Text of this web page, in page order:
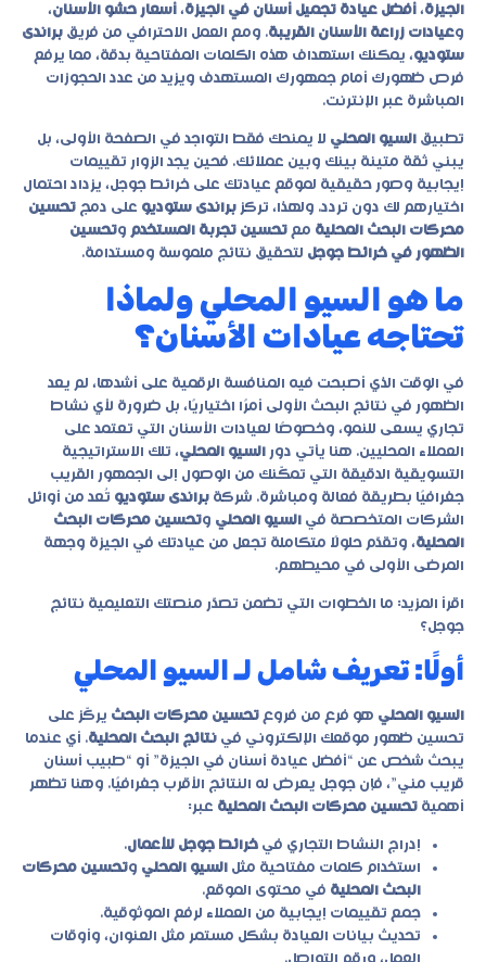
الجيزة، أفضل عيادة تجميل أسنان في الجيزة، أسعار حشو الأسنان،
وعيادات زراعة الأسنان القريبة. ومع العمل الاحترافي من فريق براندى
ستوديو، يمكنك استهداف هذه الكلمات المفتاحية بدقة، مما يرفع
فرص ظهورك أمام جمهورك المستهدف ويزيد من عدد الحجوزات
المباشرة عبر الإنترنت.
تطبيق السيو المحلي لا يمنحك فقط التواجد في الصفحة الأولى، بل
يبني ثقة متينة بينك وبين عملائك. فحين يجد الزوار تقييمات
إيجابية وصور حقيقية لموقع عيادتك على خرائط جوجل، يزداد احتمال
اختيارهم لك دون تردد. ولهذا، تركز براندى ستوديو على دمج تحسين
محركات البحث المحلية مع تحسين تجربة المستخدم وتحسين
الظهور في خرائط جوجل لتحقيق نتائج ملموسة ومستدامة.
ما هو السيو المحلي ولماذا
تحتاجه عيادات الأسنان؟
في الوقت الذي أصبحت فيه المنافسة الرقمية على أشدها، لم يعد
الظهور في نتائج البحث الأولى أمرًا اختياريًا، بل ضرورة لأي نشاط
تجاري يسعى للنمو، وخصوصًا لعيادات الأسنان التي تعتمد على
العملاء المحليين. هنا يأتي دور السيو المحلي، تلك الاستراتيجية
التسويقية الدقيقة التي تمكّنك من الوصول إلى الجمهور القريب
جغرافيًا بطريقة فعالة ومباشرة. شركة براندى ستوديو تُعد من أوائل
الشركات المتخصصة في السيو المحلي وتحسين محركات البحث
المحلية، وتقدّم حلولًا متكاملة تجعل من عيادتك في الجيزة وجهة
المرضى الأولى في محيطهم.
اقرأ المزيد: ما الخطوات التي تضمن تصدّر منصتك التعليمية نتائج
جوجل؟
أولًا: تعريف شامل لـ السيو المحلي
السيو المحلي هو فرع من فروع تحسين محركات البحث يركّز على
تحسين ظهور موقعك الإلكتروني في نتائج البحث المحلية. أي عندما
يبحث شخص عن “أفضل عيادة أسنان في الجيزة” أو “طبيب أسنان
قريب مني”، فإن جوجل يعرض له النتائج الأقرب جغرافيًا. وهنا تظهر
أهمية تحسين محركات البحث المحلية عبر:
إدراج النشاط التجاري في خرائط جوجل للأعمال.
استخدام كلمات مفتاحية مثل السيو المحلي وتحسين محركات
البحث المحلية في محتوى الموقع.
جمع تقييمات إيجابية من العملاء لرفع الموثوقية.
تحديث بيانات العيادة بشكل مستمر مثل العنوان، وأوقات